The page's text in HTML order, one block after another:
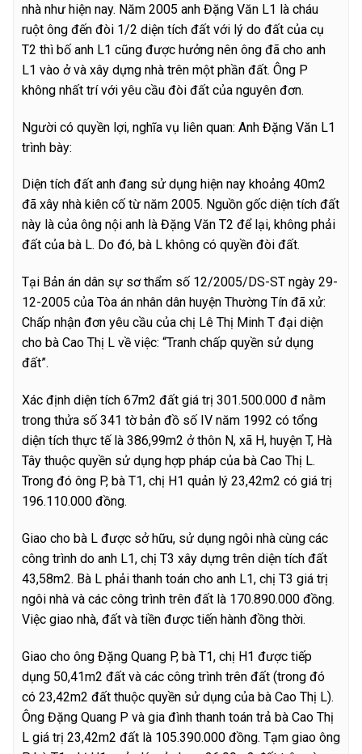
nhà như hiện nay. Năm 2005 anh Đặng Văn L1 là cháu
ruột ông đến đòi 1/2 diện tích đất với lý do đất của cụ
T2 thì bố anh L1 cũng được hưởng nên ông đã cho anh
L1 vào ở và xây dựng nhà trên một phần đất. Ông P
không nhất trí với yêu cầu đòi đất của nguyên đơn.
Người có quyền lợi, nghĩa vụ liên quan: Anh Đặng Văn L1
trình bày:
Diện tích đất anh đang sử dụng hiện nay khoảng 40m2
đã xây nhà kiên cố từ năm 2005. Nguồn gốc diện tích đất
này là của ông nội anh là Đặng Văn T2 để lại, không phải
đất của bà L. Do đó, bà L không có quyền đòi đất.
Tại Bản án dân sự sơ thẩm số 12/2005/DS-ST ngày 29-
12-2005 của Tòa án nhân dân huyện Thường Tín đã xử:
Chấp nhận đơn yêu cầu của chị Lê Thị Minh T đại diện
cho bà Cao Thị L về việc: “Tranh chấp quyền sử dụng
đất”.
Xác định diện tích 67m2 đất giá trị 301.500.000 đ nằm
trong thửa số 341 tờ bản đồ số IV năm 1992 có tổng
diện tích thực tế là 386,99m2 ở thôn N, xã H, huyện T, Hà
Tây thuộc quyền sử dụng hợp pháp của bà Cao Thị L.
Trong đó ông P, bà T1, chị H1 quản lý 23,42m2 có giá trị
196.110.000 đồng.
Giao cho bà L được sở hữu, sử dụng ngôi nhà cùng các
công trình do anh L1, chị T3 xây dựng trên diện tích đất
43,58m2. Bà L phải thanh toán cho anh L1, chị T3 giá trị
ngôi nhà và các công trình trên đất là 170.890.000 đồng.
Việc giao nhà, đất và tiền được tiến hành đồng thời.
Giao cho ông Đặng Quang P, bà T1, chị H1 được tiếp
dụng 50,41m2 đất và các công trình trên đất (trong đó
có 23,42m2 đất thuộc quyền sử dụng của bà Cao Thị L).
Ông Đặng Quang P và gia đình thanh toán trả bà Cao Thị
L giá trị 23,42m2 đất là 105.390.000 đồng. Tạm giao ông